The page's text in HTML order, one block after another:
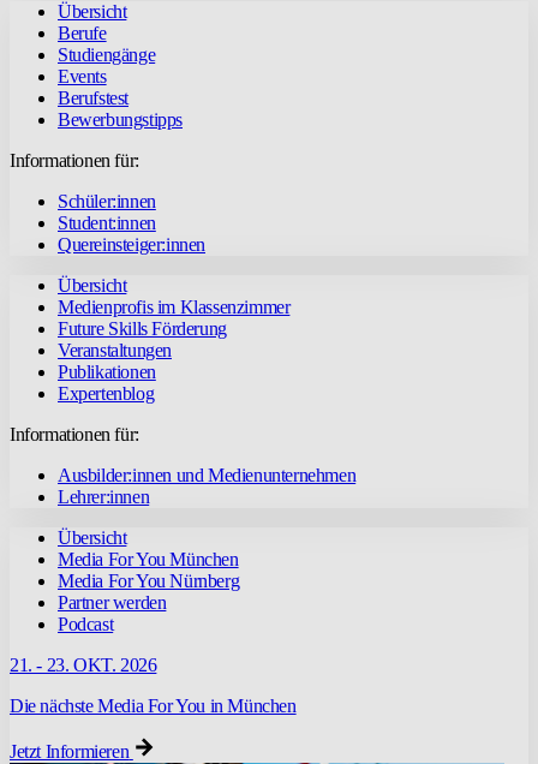
Übersicht
Berufe
Studiengänge
Events
Berufstest
Bewerbungstipps
Informationen für:
Schüler:innen
Student:innen
Quereinsteiger:innen
Übersicht
Medienprofis im Klassenzimmer
Future Skills Förderung
Veranstaltungen
Publikationen
Expertenblog
Informationen für:
Ausbilder:innen und Medienunternehmen
Lehrer:innen
Übersicht
Media For You München
Media For You Nürnberg
Partner werden
Podcast
21. - 23. OKT. 2026
Die nächste Media For You in München
Jetzt Informieren